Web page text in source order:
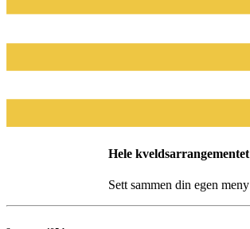
Hele kveldsarrangementet
Sett sammen din egen meny